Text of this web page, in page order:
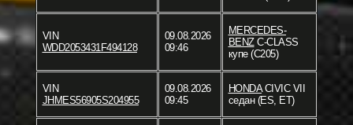
VIN
WDD2053431F494128
09.08.2026
09:46
MERCEDES-
BENZC-CLASS
купе (C205)
VIN
JHMES56905S204955
09.08.2026
09:45
HONDACIVIC VII
седан (ES, ET)